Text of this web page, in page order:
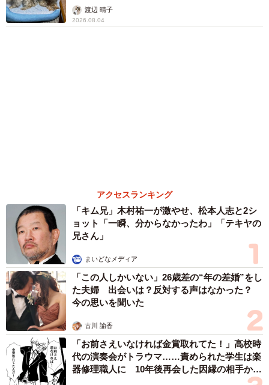
まいどなメディア
「ここだけの話」 客対応の悩みを担当黒服に
相談したら…他キャストに筒抜け！ 「人の悩
みを簡単に漏洩するとか、サイテー」【現役キ
ャストに取材】
たかなし 亜妖
2026.08.09
疲れた日はサボってOK！みんなが真っ先に手
を抜く家事ランキング 2位は「掃除」1位は？
まいどなニュース情報部
2026.08.09
滋賀が生んだ大スター、ダイアン津田 名字ラ
ンキング上位「津田」姓のルーツは 「豊臣兄
弟！」で話題の武将にも意外な関係が…？
森岡 浩
2026.08.09